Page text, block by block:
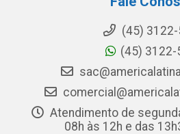
(45)
(45) 3122-
Atendimento de
08h às 12h e das